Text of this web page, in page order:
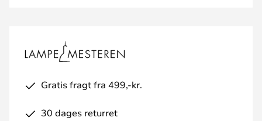
Gratis fragt fra 499,-kr.
30 dages returret